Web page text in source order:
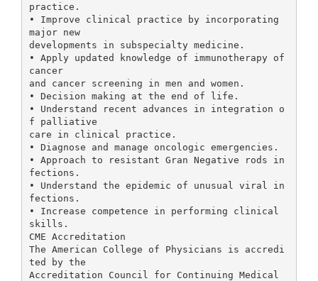
practice.
• Improve clinical practice by incorporating
major new
developments in subspecialty medicine.
• Apply updated knowledge of immunotherapy of
cancer
and cancer screening in men and women.
• Decision making at the end of life.
• Understand recent advances in integration o
f palliative
care in clinical practice.
• Diagnose and manage oncologic emergencies.
• Approach to resistant Gran Negative rods in
fections.
• Understand the epidemic of unusual viral in
fections.
• Increase competence in performing clinical
skills.
CME Accreditation
The American College of Physicians is accredi
ted by the
Accreditation Council for Continuing Medical